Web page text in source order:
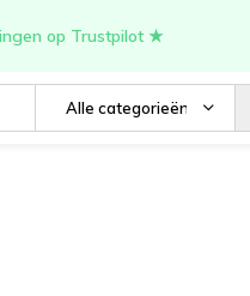
Alle categorieën
op Trustpilot ★